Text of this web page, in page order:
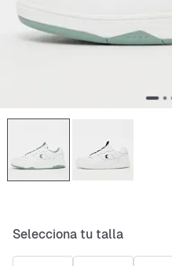
Selecciona tu talla